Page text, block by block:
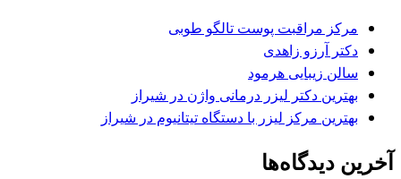
مرکز مراقبت پوست تالگو طوبی
دکتر آرزو زاهدی
سالن زیبایی هرمود
بهترین دکتر لیزر درمانی واژن در شیراز
بهترین مرکز لیزر با دستگاه تیتانیوم در شیراز
آخرین دیدگاه‌ها